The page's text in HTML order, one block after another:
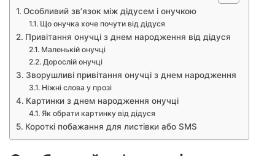
Особливий зв’язок між дідусем і онучкою
Що онучка хоче почути від дідуся
Привітання онучці з днем народження від дідуся
Маленькій онучці
Дорослій онучці
Зворушливі привітання онучці з днем народження
Ніжні слова у прозі
Картинки з днем народження онучці
Як обрати картинку від дідуся
Короткі побажання для листівки або SMS